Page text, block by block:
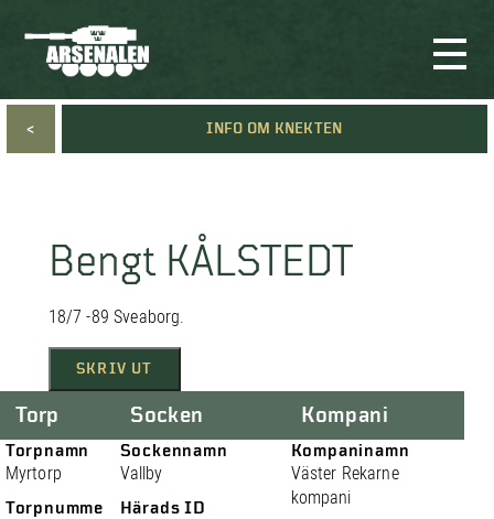
< INFO OM KNEKTEN
Bengt KÅLSTEDT
18/7 -89 Sveaborg.
SKRIV UT
Torp
Torpnamn
Myrtorp
Torpnumme
Socken
Sockennamn
Vallby
Härads ID
Kompani
Kompaninamn
Väster Rekarne
kompani